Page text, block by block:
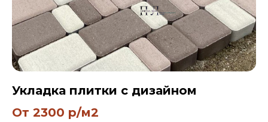
Укладка плитки с дизайном
От 2300 р/м2